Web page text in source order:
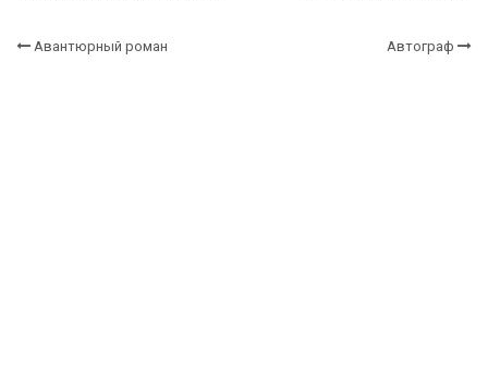
Авантюрный роман Автограф